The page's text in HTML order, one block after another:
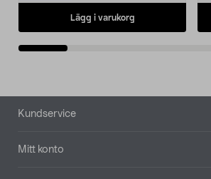
Lägg i varukorg
Sidfot
Kundservice
Mitt konto